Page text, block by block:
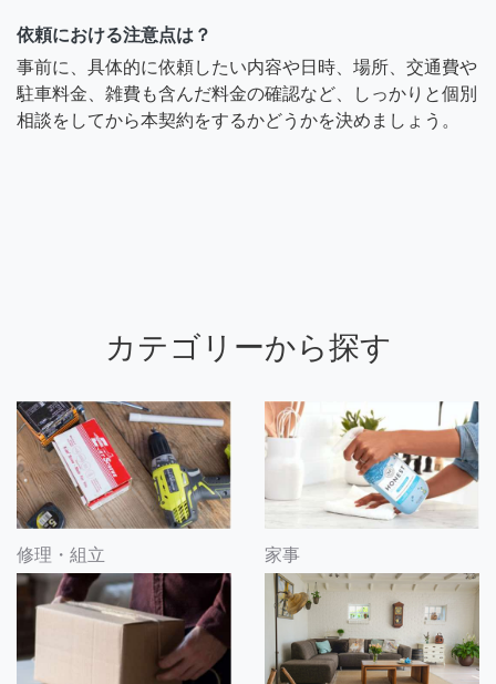
依頼における注意点は？
事前に、具体的に依頼したい内容や日時、場所、交通費や
駐車料金、雑費も含んだ料金の確認など、しっかりと個別
相談をしてから本契約をするかどうかを決めましょう。
カテゴリーから探す
修理・組立 家事